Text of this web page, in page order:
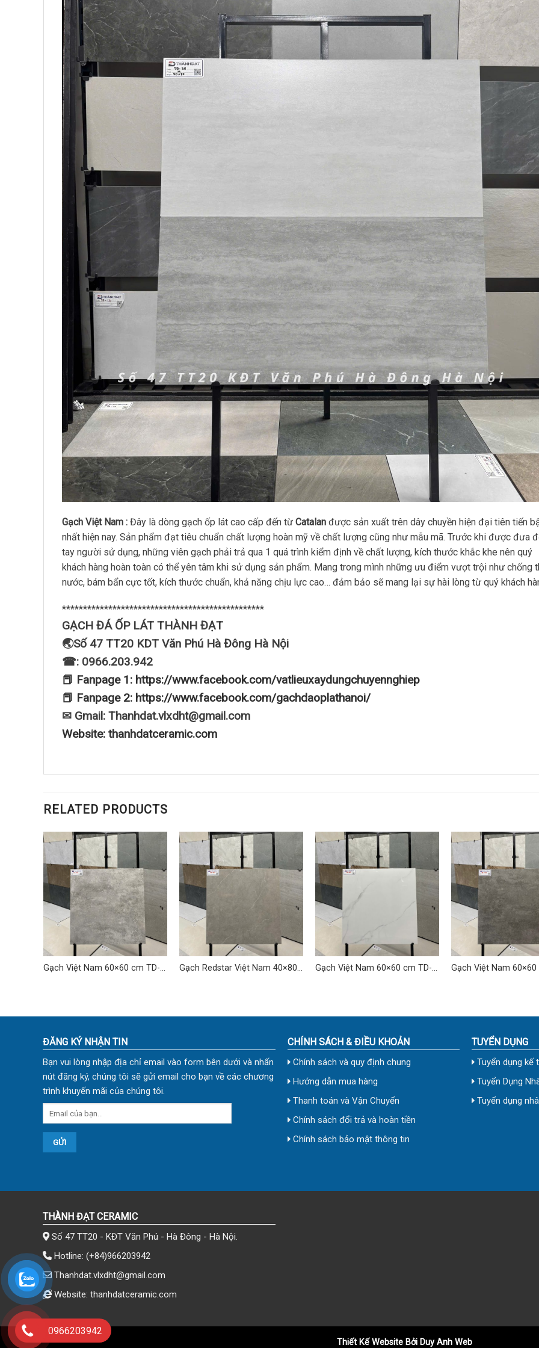
Gạch Việt Nam : Đây là dòng gạch ốp lát cao cấp đến từ Catalan được sản xuất trên dây chuyền hiện đại tiên tiến
nhất hiện nay. Sản phẩm đạt tiêu chuẩn chất lượng hoàn mỹ về chất lượng cũng như mẫu mã. Trước khi được đưa
tay người sử dụng, những viên gạch phải trả qua 1 quá trình kiểm định về chất lượng, kích thước khắc khe nên quý
khách hàng hoàn toàn có thể yên tâm khi sử dụng sản phẩm. Mang trong mình những ưu điểm vượt trội như chống
nước, bám bẩn cực tốt, kích thước chuẩn, khả năng chịu lực cao… đảm bảo sẽ mang lại sự hài lòng từ quý khách
************************************************
GẠCH ĐÁ ỐP LÁT THÀNH ĐẠT
🌏Số 47 TT20 KDT Văn Phú Hà Đông Hà Nội
☎: 0966.203.942
📕 Fanpage 1: https://www.facebook.com/vatlieuxaydungchuyennghiep
📕 Fanpage 2: https://www.facebook.com/gachdaoplathanoi/
✉ Gmail: Thanhdat.vlxdht@gmail.com
Website: thanhdatceramic.com
RELATED PRODUCTS
Gạch Việt Nam 60×60 cm TD-
Gạch Redstar Việt Nam 40×80
Gạch Việt Nam 60×60 cm TD-
Gạch Việt Nam 60×60 cm TD-
ĐĂNG KÝ NHẬN TIN
Bạn vui lòng nhập địa chỉ email vào form bên dưới và nhấn
nút đăng ký, chúng tôi sẽ gửi email cho bạn về các chương
trình khuyến mãi của chúng tôi.
CHÍNH SÁCH & ĐIỀU KHOẢN
Chính sách và quy định chung
Hướng dẫn mua hàng
Thanh toán và Vận Chuyển
Chính sách đổi trả và hoàn tiền
Chính sách bảo mật thông tin
TUYỂN DỤNG
Tuyển dụng kế
Tuyển Dụng
Tuyển dụng
THÀNH ĐẠT CERAMIC
Số 47 TT20 - KĐT Văn Phú - Hà Đông - Hà Nội.
Hotline: (+84)966203942
Thanhdat.vlxdht@gmail.com
Website: thanhdatceramic.com
0966203942
Thiết Kế Website Bởi Duy Anh Web